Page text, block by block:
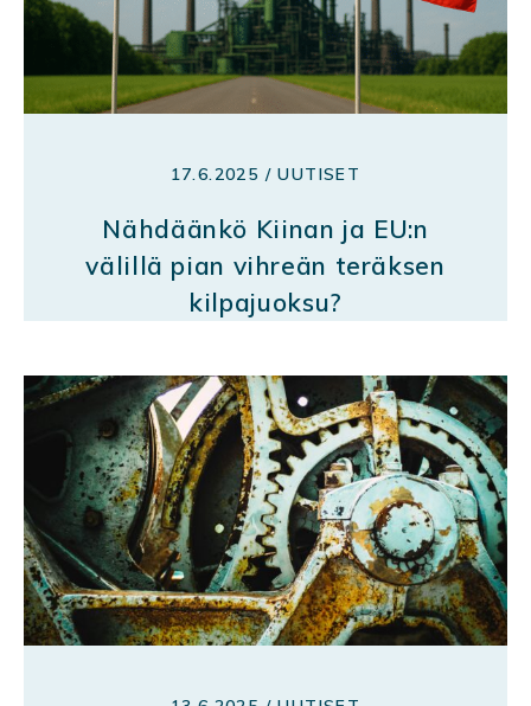
17.6.2025 / UUTISET
Nähdäänkö Kiinan ja EU:n
välillä pian vihreän teräksen
kilpajuoksu?